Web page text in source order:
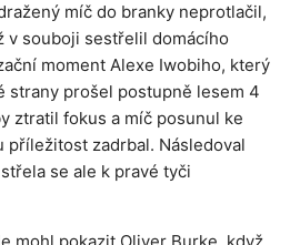
míč do branky neprotlačil,
v souboji sestřelil domácího
moment Alexe Iwobiho, který
strany prošel postupně lesem 4
ztratil fokus a míč posunul ke
příležitost zadrbal. Následoval
se ale k pravé tyči